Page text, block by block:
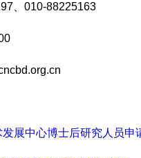
、010-88225163
展中心博士后研究人员申